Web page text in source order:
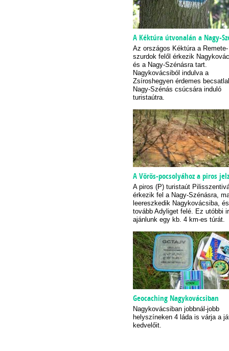
A Kéktúra útvonalán a Nagy-
Az országos Kéktúra a Remete-
szurdok felől érkezik
és a Nagy-Szénásra tart.
Nagykovácsiból indulva a
Zsíroshegyen érdemes
Nagy-Szénás csúcsára induló
turistaútra.
A Vörös-pocsolyához a piros
A piros (P) turistaút
érkezik fel a Nagy-Szénásra,
leereszkedik Nagykovácsiba,
tovább Adyliget felé. Ez utóbbi
ajánlunk egy kb. 4 km-es túrát.
Geocaching Nagykovácsiban
Nagykovácsiban jobbnál-jobb
helyszíneken 4 láda is várja a
kedvelőit.